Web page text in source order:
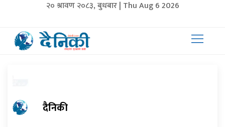
२० श्रावण २०८३, बुधबार | Thu Aug 6 2026
दैनिकी